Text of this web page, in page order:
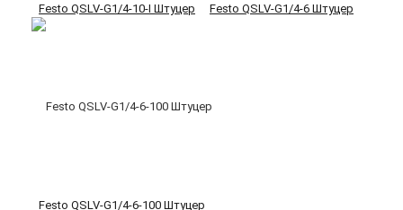
Festo QSLV-G1/4-10-I Штуцер Festo QSLV-G1/4-6 Штуцер
Festo QSLV-G1/4-6-100 Штуцер